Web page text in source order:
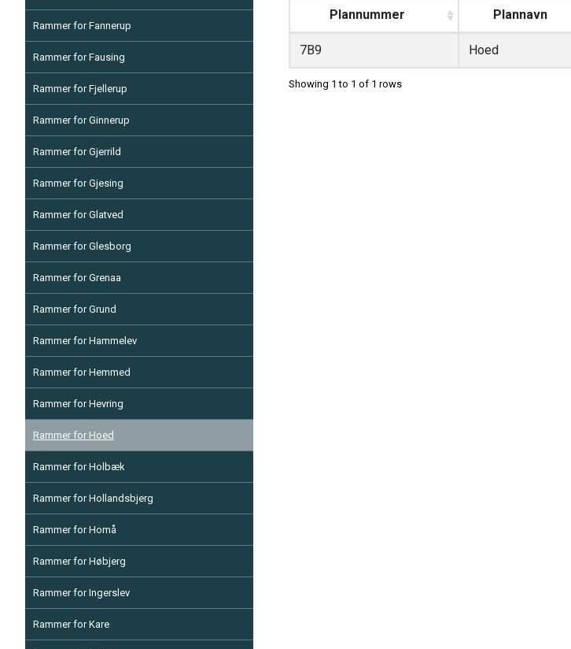
Rammer for Fannerup
Rammer for Fausing
Rammer for Fjellerup
Rammer for Ginnerup
Rammer for Gjerrild
Rammer for Gjesing
Rammer for Glatved
Rammer for Glesborg
Rammer for Grenaa
Rammer for Grund
Rammer for Hammelev
Rammer for Hemmed
Rammer for Hevring
Rammer for Hoed
Rammer for Holbæk
Rammer for Hollandsbjerg
Rammer for Homå
Rammer for Høbjerg
Rammer for Ingerslev
Rammer for Kare
Plannummer Plannavn
7B9 Hoed
Showing 1 to 1 of 1 rows